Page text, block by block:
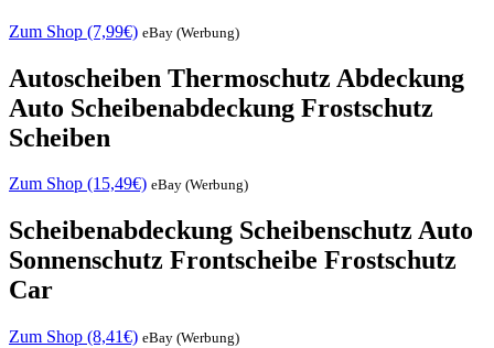
Zum Shop (7,99€) eBay (Werbung)
Autoscheiben Thermoschutz Abdeckung
Auto Scheibenabdeckung Frostschutz
Scheiben
Zum Shop (15,49€) eBay (Werbung)
Scheibenabdeckung Scheibenschutz Auto
Sonnenschutz Frontscheibe Frostschutz
Car
Zum Shop (8,41€) eBay (Werbung)